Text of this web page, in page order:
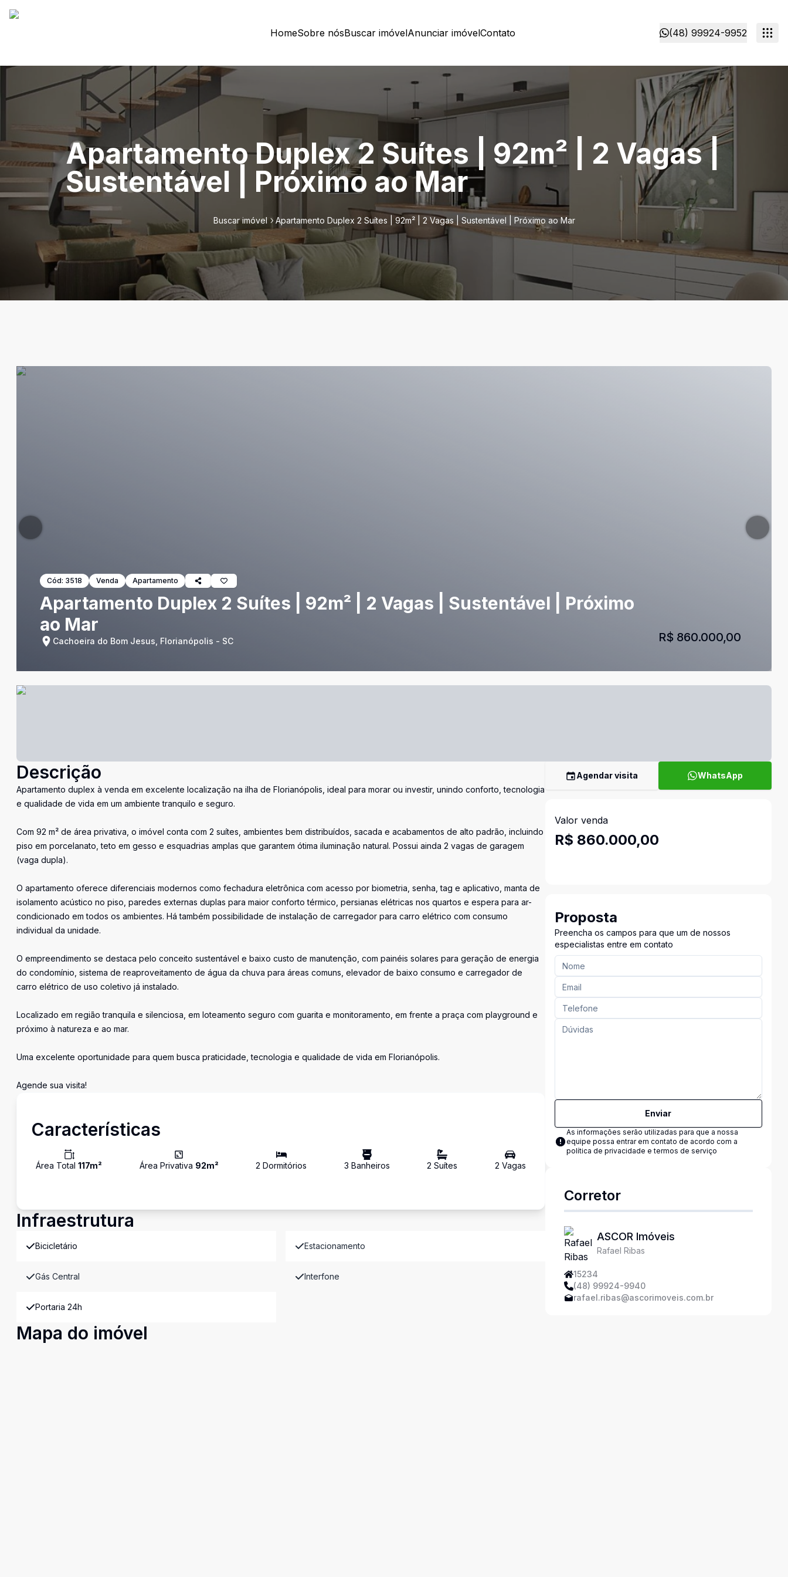
HomeSobre nósBuscar imóvelAnunciar imóvelContato (48) 99924-9952
Apartamento Duplex 2 Suítes | 92m² | 2 Vagas |
Sustentável | Próximo ao Mar
Buscar imóvel Apartamento Duplex 2 Suítes | 92m² | 2 Vagas | Sustentável | Próximo ao Mar
Cód: 3518 Venda Apartamento
Apartamento Duplex 2 Suítes | 92m² | 2 Vagas | Sustentável | Próximo
ao Mar
Cachoeira do Bom Jesus, Florianópolis - SC R$ 860.000,00
Descrição
Apartamento duplex à venda em excelente localização na ilha de Florianópolis, ideal para morar ou investir, unindo conforto, tecnologia
e qualidade de vida em um ambiente tranquilo e seguro.
Com 92 m² de área privativa, o imóvel conta com 2 suítes, ambientes bem distribuídos, sacada e acabamentos de alto padrão, incluindo
piso em porcelanato, teto em gesso e esquadrias amplas que garantem ótima iluminação natural. Possui ainda 2 vagas de garagem
(vaga dupla).
O apartamento oferece diferenciais modernos como fechadura eletrônica com acesso por biometria, senha, tag e aplicativo, manta de
isolamento acústico no piso, paredes externas duplas para maior conforto térmico, persianas elétricas nos quartos e espera para ar-
condicionado em todos os ambientes. Há também possibilidade de instalação de carregador para carro elétrico com consumo
individual da unidade.
O empreendimento se destaca pelo conceito sustentável e baixo custo de manutenção, com painéis solares para geração de energia
do condomínio, sistema de reaproveitamento de água da chuva para áreas comuns, elevador de baixo consumo e carregador de
carro elétrico de uso coletivo já instalado.
Localizado em região tranquila e silenciosa, em loteamento seguro com guarita e monitoramento, em frente a praça com playground e
próximo à natureza e ao mar.
Uma excelente oportunidade para quem busca praticidade, tecnologia e qualidade de vida em Florianópolis.
Agende sua visita!
Características
Área Total 117m² Área Privativa 92m² 2 Dormitórios 3 Banheiros 2 Suítes 2 Vagas
Infraestrutura
Bicicletário Estacionamento
Gás Central Interfone
Portaria 24h
Mapa do imóvel
Agendar visita WhatsApp
Valor venda
R$ 860.000,00
Proposta
Preencha os campos para que um de nossos
especialistas entre em contato
Enviar
As informações serão utilizadas para que a nossa
equipe possa entrar em contato de acordo com a
política de privacidade e termos de serviço
Corretor
ASCOR Imóveis
Rafael Ribas
15234
(48) 99924-9940
rafael.ribas@ascorimoveis.com.br